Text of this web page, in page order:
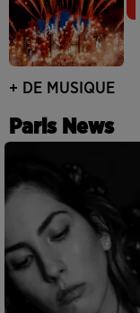
+ DE MUSIQUE
Paris News